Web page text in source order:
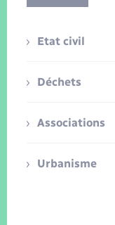
Etat civil
Déchets
Associations
Urbanisme